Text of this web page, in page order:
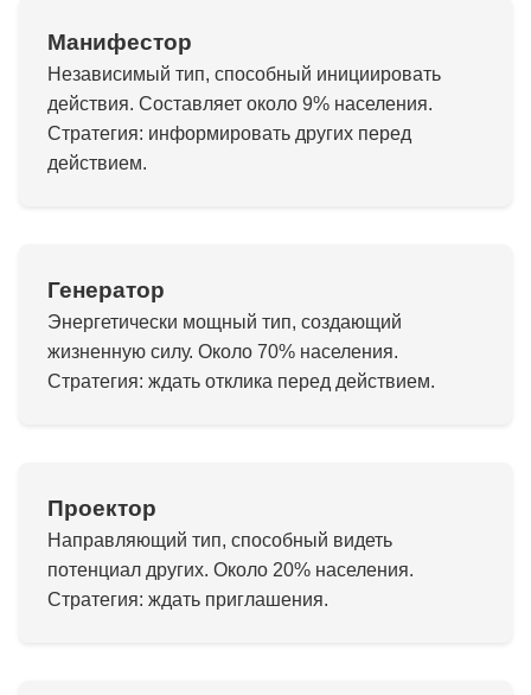
Манифестор
Независимый тип, способный инициировать
действия. Составляет около 9% населения.
Стратегия: информировать других перед
действием.
Генератор
Энергетически мощный тип, создающий
жизненную силу. Около 70% населения.
Стратегия: ждать отклика перед действием.
Проектор
Направляющий тип, способный видеть
потенциал других. Около 20% населения.
Стратегия: ждать приглашения.